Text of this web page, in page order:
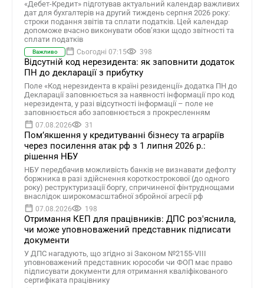
«Дебет-Кредит» підготував актуальний календар важливих
дат для бухгалтерів на другий тиждень серпня 2026 року:
строки подання звітів та сплати податків. Цей календар
допоможе вчасно виконувати обов’язки щодо звітності та
сплати податків
Важливо Сьогодні 07:15 398
Відсутній код нерезидента: як заповнити додаток
ПН до декларації з прибутку
Поле «Код нерезидента в країні резиденції» додатка ПН до
Декларації заповнюється за наявності інформації про код
нерезидента, у разі відсутності інформації – поле не
заповнюється або заповнюється з прокресленням
07.08.2026 31
Помʼякшення у кредитуванні бізнесу та аграріїв
через посилення атак рф з 1 липня 2026 р.:
рішення НБУ
НБУ передбачив можливість банків не визнавати дефолту
боржника в разі здійснення короткострокової (до одного
року) реструктуризації боргу, спричиненої фінтруднощами
внаслідок широкомасштабної збройної агресії рф
07.08.2026 198
Отримання КЕП для працівників: ДПС роз'яснила,
чи може уповноважений представник підписати
документи
У ДПС нагадують, що згідно зі Законом №2155-VIII
уповноважений представник юрособи чи ФОП має право
підписувати документи для отримання кваліфікованого
сертифіката працівнику